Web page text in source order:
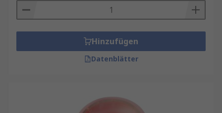
Hinzufügen
Datenblätter